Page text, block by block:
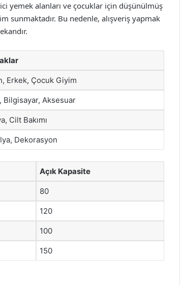
yemek alanları ve çocuklar için düşünülmüş
sunmaktadır. Bu nedenle, alışveriş yapmak
Erkek, Çocuk Giyim
Bilgisayar, Aksesuar
Cilt Bakımı
Dekorasyon
Açık Kapasite
80
120
100
150